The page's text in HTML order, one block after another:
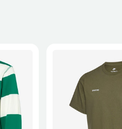
ser devolvidos.
2XL